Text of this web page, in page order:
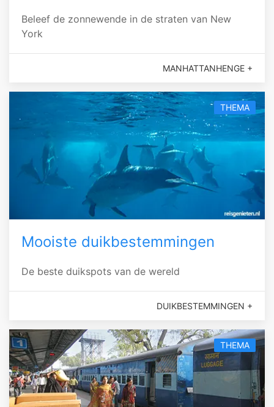
Beleef de zonnewende in de straten van New
York
MANHATTANHENGE +
THEMA
Mooiste duikbestemmingen
De beste duikspots van de wereld
DUIKBESTEMMINGEN +
THEMA